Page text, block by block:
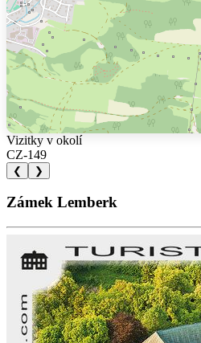
Vizitky v okolí
CZ-149
❮ ❯
Zámek Lemberk